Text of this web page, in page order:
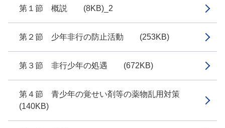
第１節 概説 (8KB)_2
第２節 少年非行の防止活動 (253KB)
第３節 非行少年の処遇 (672KB)
第４節 青少年の覚せい剤等の薬物乱用対策
(140KB)